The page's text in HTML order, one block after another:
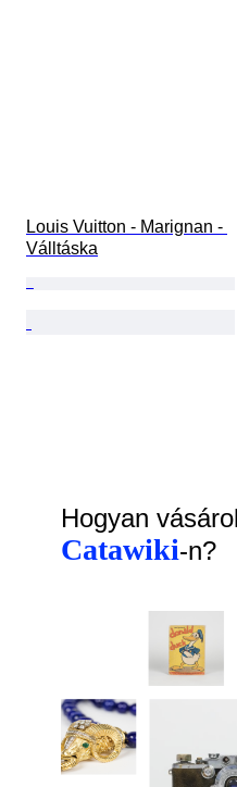
Louis Vuitton - Marignan -
Válltáska
Hogyan
Catawiki-n?